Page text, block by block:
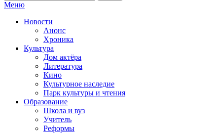
Меню
Новости
Анонс
Хроника
Культура
Дом актёра
Литература
Кино
Культурное наследие
Парк культуры и чтения
Образование
Школа и вуз
Учитель
Реформы